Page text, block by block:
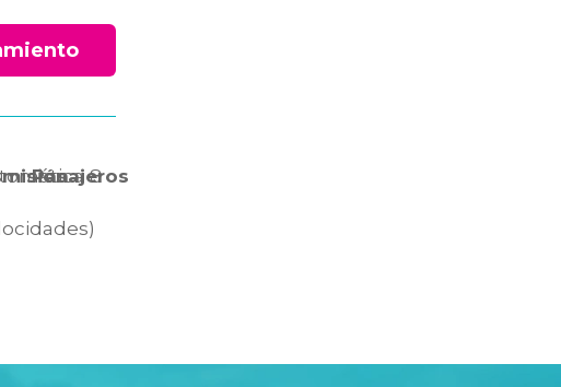
Pasajeros
8